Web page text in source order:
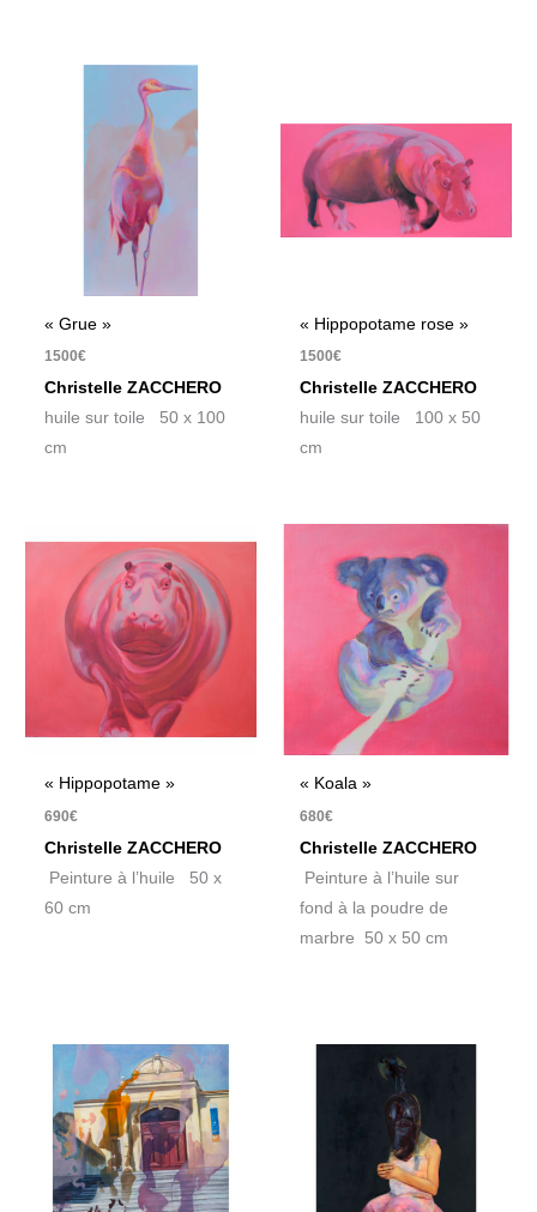
« Grue »
1500€
Christelle ZACCHERO
huile sur toile 50 x 100
cm
« Hippopotame rose »
1500€
Christelle ZACCHERO
huile sur toile 100 x 50
cm
« Hippopotame »
690€
Christelle ZACCHERO
Peinture à l’huile 50 x
60 cm
« Koala »
680€
Christelle ZACCHERO
Peinture à l’huile sur
fond à la poudre de
marbre 50 x 50 cm